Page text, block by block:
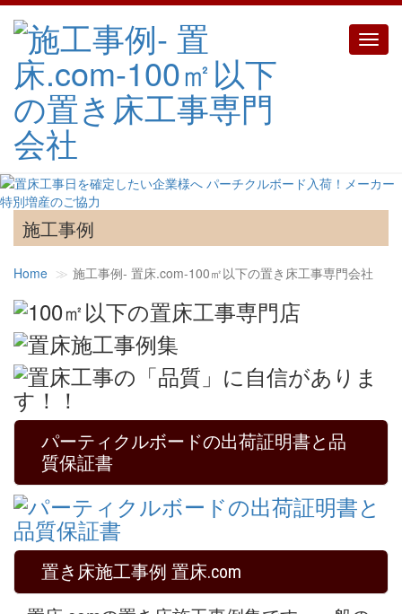
施工事例
Home 施工事例‐ 置床.com-100㎡以下の置き床工事専門会社
パーティクルボードの出荷証明書と品
質保証書
置き床施工事例 置床.com